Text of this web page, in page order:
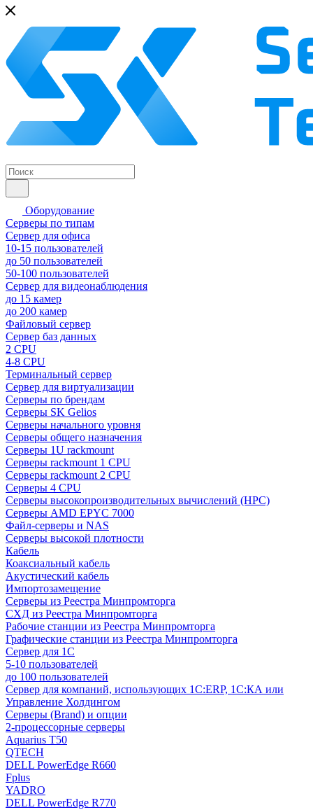
Оборудование
Серверы по типам
Сервер для офиса
10-15 пользователей
до 50 пользователей
50-100 пользователей
Сервер для видеонаблюдения
до 15 камер
до 200 камер
Файловый сервер
Сервер баз данных
2 CPU
4-8 CPU
Терминальный сервер
Сервер для виртуализации
Серверы по брендам
Серверы SK Gelios
Серверы начального уровня
Серверы общего назначения
Серверы 1U rackmount
Серверы rackmount 1 CPU
Серверы rackmount 2 CPU
Серверы 4 CPU
Серверы высокопроизводительных вычислений (HPC)
Серверы AMD EPYC 7000
Файл-серверы и NAS
Серверы высокой плотности
Кабель
Коаксиальный кабель
Акустический кабель
Импортозамещение
Серверы из Реестра Минпромторга
СХД из Реестра Минпромторга
Рабочие станции из Реестра Минпромторга
Графические станции из Реестра Минпромторга
Сервер для 1С
5-10 пользователей
до 100 пользователей
Сервер для компаний, использующих 1C:ERP, 1С:КА или
Управление Холдингом
Серверы (Brand) и опции
2-процессорные серверы
Aquarius T50
QTECH
DELL PowerEdge R660
Fplus
YADRO
DELL PowerEdge R770